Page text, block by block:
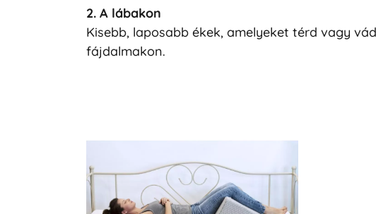
2. A lábakon
Kisebb, laposabb ékek, amelyeket térd vagy
fájdalmakon.